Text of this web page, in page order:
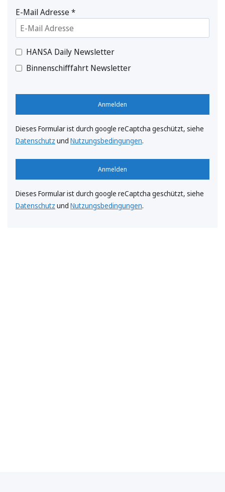
E-Mail Adresse*
HANSA Daily Newsletter
Binnenschifffahrt Newsletter
Anmelden
Dieses Formular ist durch google reCaptcha geschützt, siehe
Datenschutz und Nutzungsbedingungen.
Anmelden
Dieses Formular ist durch google reCaptcha geschützt, siehe
Datenschutz und Nutzungsbedingungen.